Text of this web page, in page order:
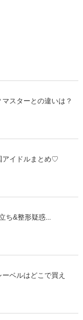
スターとの違いは？
アイドルまとめ♡
ち&整形疑惑...
ベルはどこで買え